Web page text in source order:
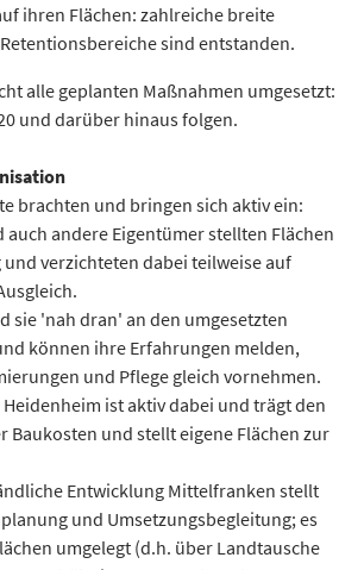
ihren Flächen: zahlreiche breite
sind entstanden.
alle geplanten Maßnahmen umgesetzt:
und darüber hinaus folgen.
brachten und bringen sich aktiv ein:
auch andere Eigentümer stellten Flächen
verzichteten dabei teilweise auf
sie 'nah dran' an den umgesetzten
können ihre Erfahrungen melden,
und Pflege gleich vornehmen.
Heidenheim ist aktiv dabei und trägt den
Baukosten und stellt eigene Flächen zur
Entwicklung Mittelfranken stellt
und Umsetzungsbegleitung; es
umgelegt (d.h. über Landtausche